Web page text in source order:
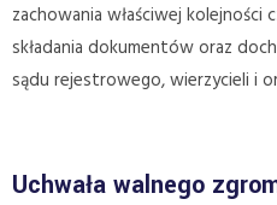
zachowania właściwej kolejności
składania dokumentów oraz
sądu rejestrowego, wierzycieli i
Uchwała walnego